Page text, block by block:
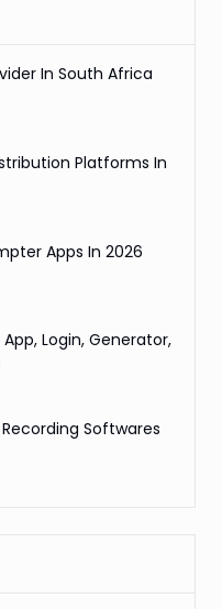
In South Africa
Platforms In
Apps In 2026
App, Login, Generator,
Softwares